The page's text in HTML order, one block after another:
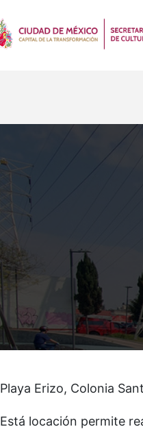
Playa Erizo, Colonia
Está locación permite